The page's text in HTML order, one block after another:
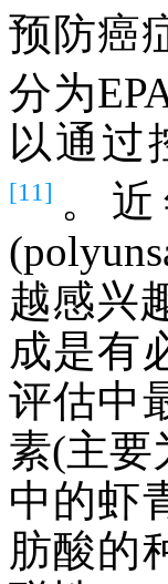
预防癌
分为
以通过
[11] 。
越感兴
成是有
评估中
素(主要
中的虾
肪酸的